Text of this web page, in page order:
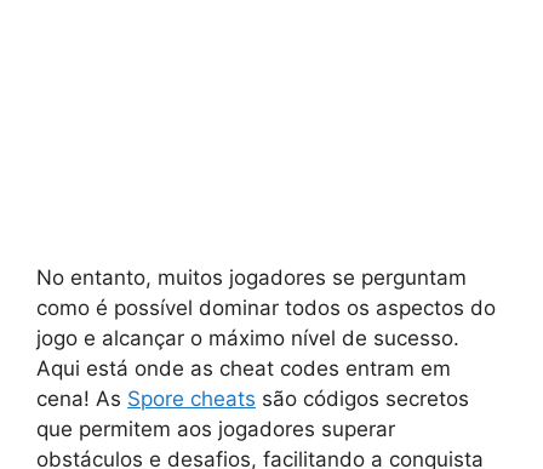
No entanto, muitos jogadores se perguntam
como é possível dominar todos os aspectos do
jogo e alcançar o máximo nível de sucesso.
Aqui está onde as cheat codes entram em
cena! As Spore cheats são códigos secretos
que permitem aos jogadores superar
obstáculos e desafios, facilitando a conquista